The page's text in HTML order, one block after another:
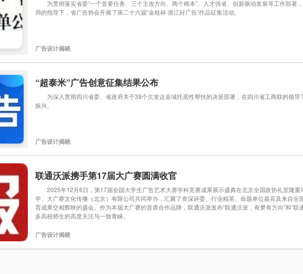
为贯彻落实省委“一个首要任务、三个主攻方向、两个根本”、人才强省、创新驱动发展等工作部署
局的指导下，省广告协会开展了第二十六届“金桂杯·浙江好广告”作品征集活动。
广告设计揭晓
“超泰米”广告创意征集结果公布
为深入贯彻四川省委、省政府关于39个欠发达县域托底性帮扶的决策部署，在四川省工商联的领导
振兴。
广告设计揭晓
联通沃派携手第17届大广赛圆满收官
2025年12月6日，第17届全国大学生广告艺术大赛学科竞赛成果展示盛典在北京全国政协礼堂隆重
学、大广赛文化传播（北京）有限公司共同举办，汇聚了资深评委、行业精英、命题单位嘉宾及来自
育成果交相辉映的盛会。作为本届大广赛的首席合作品牌，联通沃派发布“联通沃派，有梦有方向”和“
多高校师生的高度关注与一致青睐。
广告设计揭晓